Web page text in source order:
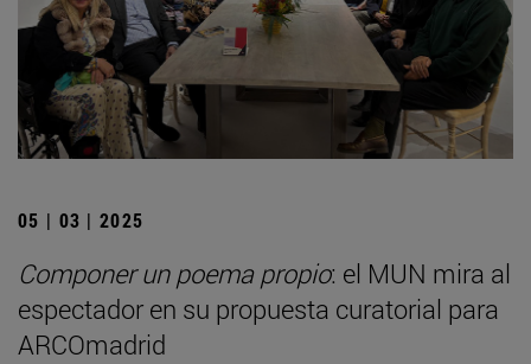
05 | 03 | 2025
Componer un poema propio: el MUN mira al
espectador en su propuesta curatorial para
ARCOmadrid